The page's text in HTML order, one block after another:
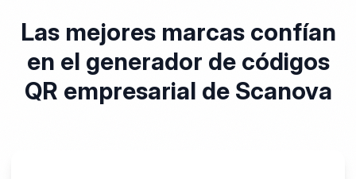
Las mejores marcas confían
en el generador de códigos
QR empresarial de Scanova